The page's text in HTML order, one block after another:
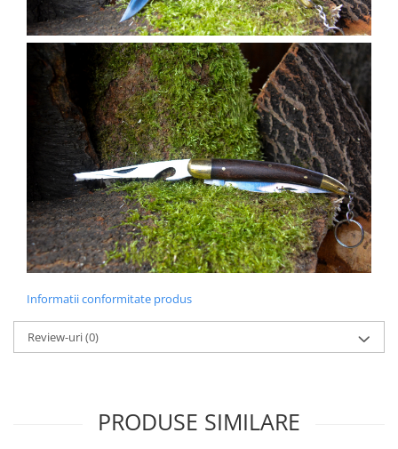
Informatii conformitate produs
Review-uri(0)
PRODUSE SIMILARE